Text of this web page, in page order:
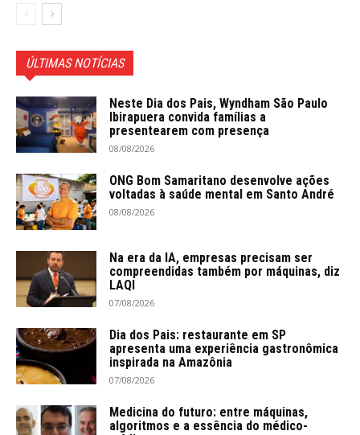
ÚLTIMAS NOTÍCIAS
Neste Dia dos Pais, Wyndham São Paulo
Ibirapuera convida famílias a
presentearem com presença
08/08/2026
ONG Bom Samaritano desenvolve ações
voltadas à saúde mental em Santo André
08/08/2026
Na era da IA, empresas precisam ser
compreendidas também por máquinas, diz
LAQI
07/08/2026
Dia dos Pais: restaurante em SP
apresenta uma experiência gastronômica
inspirada na Amazônia
07/08/2026
Medicina do futuro: entre máquinas,
algoritmos e a essência do médico-